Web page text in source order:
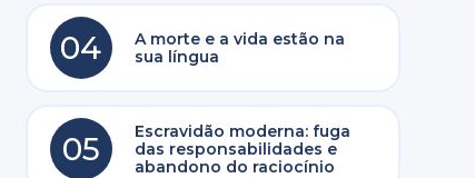
04
A morte e a vida estão na
sua língua
05
Escravidão moderna: fuga
das responsabilidades e
abandono do raciocínio